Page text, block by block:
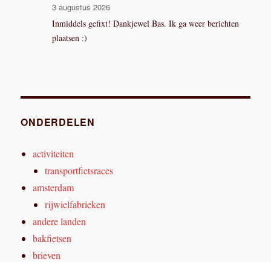
3 augustus 2026
Inmiddels gefixt! Dankjewel Bas. Ik ga weer berichten
plaatsen :)
ONDERDELEN
activiteiten
transportfietsraces
amsterdam
rijwielfabrieken
andere landen
bakfietsen
brieven